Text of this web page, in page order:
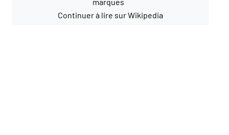
Continuer à lire sur Wikipedia